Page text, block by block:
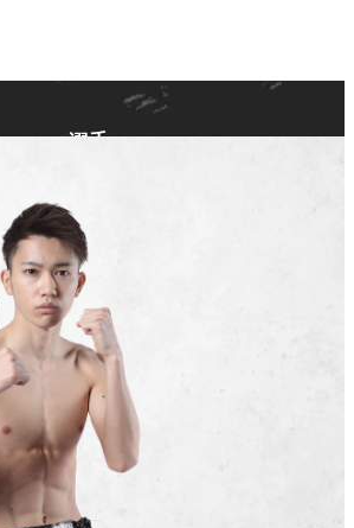
中文（简体）
中文（繁體）
ไทย
العربية
選手